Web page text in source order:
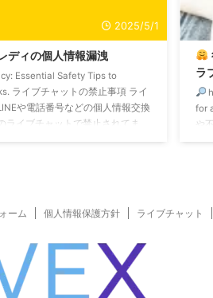
2025/5/1
ディの個人情報漏洩
Essential Safety Tips to
ライブチャットの禁止事項 ライ
や電話番号などの個人情報交換
ライブチャットで禁止されてま
ラ
for
や
な
ーム 個人情報保護方針 ライブチャット